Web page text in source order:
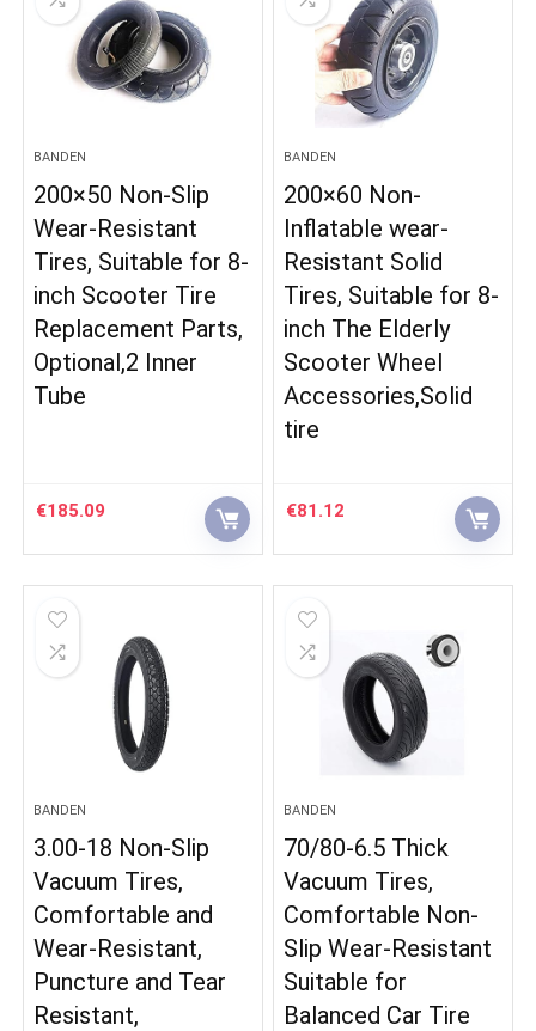
BANDEN
200×50 Non-Slip
Wear-Resistant
Tires, Suitable for 8-
inch Scooter Tire
Replacement Parts,
Optional,2 Inner
Tube
€185.09
BANDEN
200×60 Non-
Inflatable wear-
Resistant Solid
Tires, Suitable for 8-
inch The Elderly
Scooter Wheel
Accessories,Solid
tire
€81.12
BANDEN
3.00-18 Non-Slip
Vacuum Tires,
Comfortable and
Wear-Resistant,
Puncture and Tear
Resistant,
BANDEN
70/80-6.5 Thick
Vacuum Tires,
Comfortable Non-
Slip Wear-Resistant
Suitable for
Balanced Car Tire